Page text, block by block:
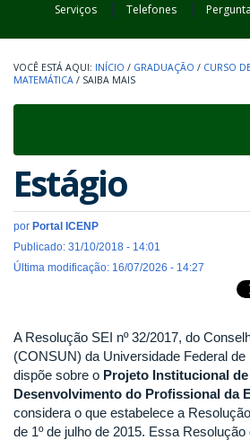
Serviços Telefones
INÍCIO / GRADUAÇÃO / CURSO
MATEMÁTICA / SAIBA MAIS
Estágio
por Portal ICENP
Publicado: 31/10/2018 - 14:01
Última modificação: 16/07/2026 - 14:27
A Resolução SEI nº 32/2017, do
(CONSUN) da Universidade Federal de
dispõe sobre o Projeto Institucional
Desenvolvimento do Profissional da
considera o que estabelece a
de 1º de julho de 2015. Essa Resolução